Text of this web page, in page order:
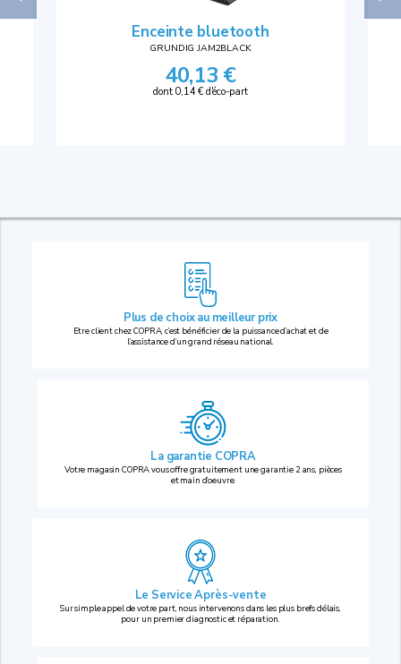
Enceinte bluetooth
GRUNDIG JAM2BLACK
40,13 €
dont 0,14 € d'éco-part
Plus de choix au meilleur prix
Etre client chez COPRA, c’est bénéficier de la puissance d’achat et de
l’assistance d’un grand réseau national.
La garantie COPRA
Votre magasin COPRA vous offre gratuitement une garantie 2 ans, pièces
et main d’oeuvre.
Le Service Après-vente
Sur simple appel de votre part, nous intervenons dans les plus brefs délais,
pour un premier diagnostic et réparation.